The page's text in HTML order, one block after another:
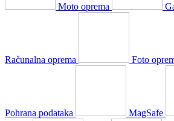
Moto oprema
Računalna oprema Foto
Pohrana podataka MagSafe